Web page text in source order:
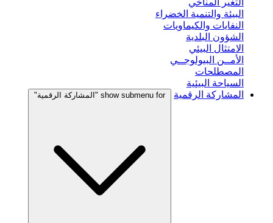
البيئة والتنمية الخضراء
النفايات والكيماويات
الشؤون البلدية
الامتثال البيئي
الأمــن البيولوجــي
المصطلحات
السياحة البيئية
المشاركة الرقمية
show submenu for "المشاركة الرقمية"